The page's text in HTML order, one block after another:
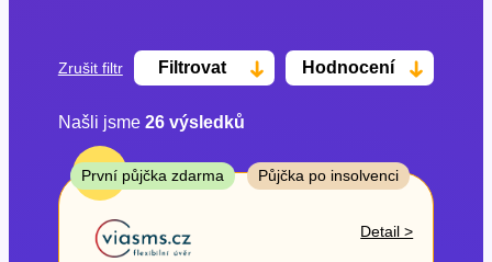
Zrušit filtr Filtrovat Hodnocení
Cena
Od
Našli jsme 26výsledků
TOP
První půjčka zdarma Půjčka po insolvenci
Detail >